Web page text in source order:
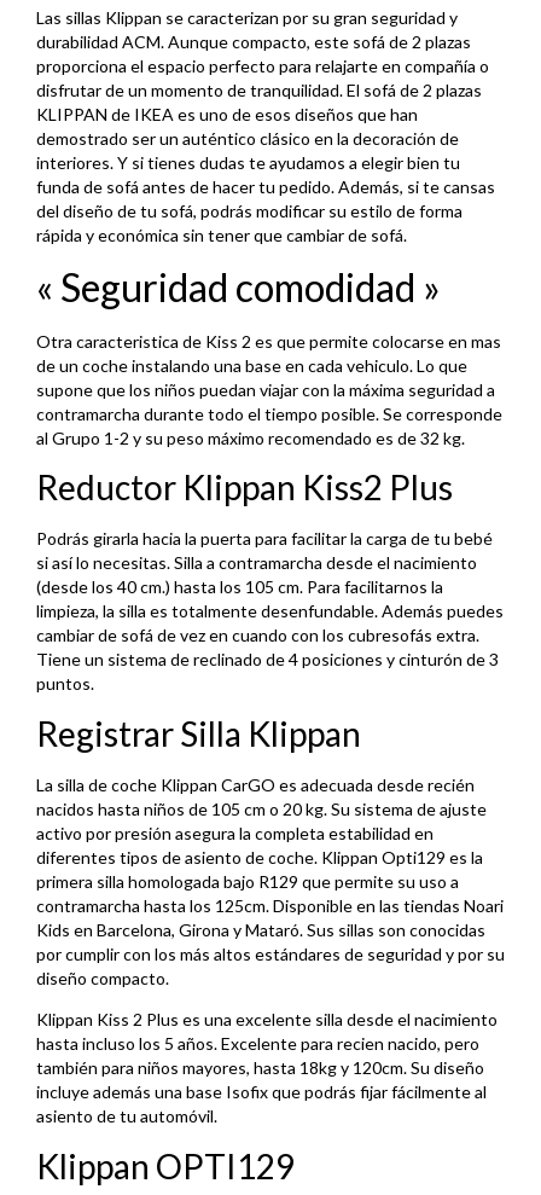
Las sillas Klippan se caracterizan por su gran seguridad y
durabilidad ACM. Aunque compacto, este sofá de 2 plazas
proporciona el espacio perfecto para relajarte en compañía o
disfrutar de un momento de tranquilidad. El sofá de 2 plazas
KLIPPAN de IKEA es uno de esos diseños que han
demostrado ser un auténtico clásico en la decoración de
interiores. Y si tienes dudas te ayudamos a elegir bien tu
funda de sofá antes de hacer tu pedido. Además, si te cansas
del diseño de tu sofá, podrás modificar su estilo de forma
rápida y económica sin tener que cambiar de sofá.
« Seguridad comodidad »
Otra caracteristica de Kiss 2 es que permite colocarse en mas
de un coche instalando una base en cada vehiculo. Lo que
supone que los niños puedan viajar con la máxima seguridad a
contramarcha durante todo el tiempo posible. Se corresponde
al Grupo 1-2 y su peso máximo recomendado es de 32 kg.
Reductor Klippan Kiss2 Plus
Podrás girarla hacia la puerta para facilitar la carga de tu bebé
si así lo necesitas. Silla a contramarcha desde el nacimiento
(desde los 40 cm.) hasta los 105 cm. Para facilitarnos la
limpieza, la silla es totalmente desenfundable. Además puedes
cambiar de sofá de vez en cuando con los cubresofás extra.
Tiene un sistema de reclinado de 4 posiciones y cinturón de 3
puntos.
Registrar Silla Klippan
La silla de coche Klippan CarGO es adecuada desde recién
nacidos hasta niños de 105 cm o 20 kg. Su sistema de ajuste
activo por presión asegura la completa estabilidad en
diferentes tipos de asiento de coche. Klippan Opti129 es la
primera silla homologada bajo R129 que permite su uso a
contramarcha hasta los 125cm. Disponible en las tiendas Noari
Kids en Barcelona, Girona y Mataró. Sus sillas son conocidas
por cumplir con los más altos estándares de seguridad y por su
diseño compacto.
Klippan Kiss 2 Plus es una excelente silla desde el nacimiento
hasta incluso los 5 años. Excelente para recien nacido, pero
también para niños mayores, hasta 18kg y 120cm. Su diseño
incluye además una base Isofix que podrás fijar fácilmente al
asiento de tu automóvil.
Klippan OPTI129